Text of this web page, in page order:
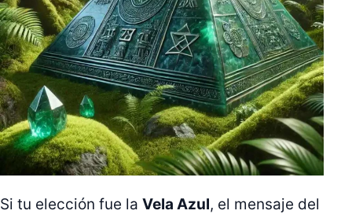
Si tu elección fue la Vela Azul, el mensaje del